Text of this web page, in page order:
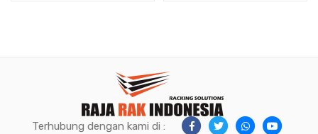
Terhubung dengan kami di :